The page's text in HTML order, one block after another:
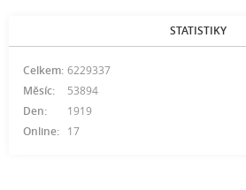
STATISTIKY
Online: 17
Celkem: 6229337
Měsíc:
53894
Den:
1919